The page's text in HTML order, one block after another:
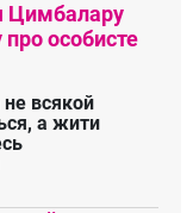
Цимбалару
особисте
всякой
а жити